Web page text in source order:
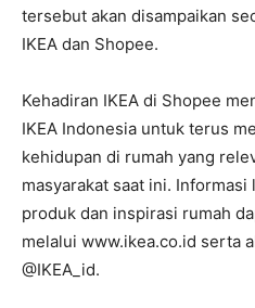
tersebut akan disampaikan
IKEA dan Shopee.
Kehadiran IKEA di Shopee
IKEA Indonesia untuk terus
kehidupan di rumah yang
masyarakat saat ini.
produk dan inspirasi rumah
melalui www.ikea.co.id serta
@IKEA_id.